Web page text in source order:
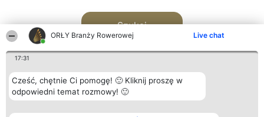
ORŁY Branży Rowerowej Live chat
17:31
Cześć, chętnie Ci pomogę! 🙂 Kliknij proszę w
odpowiedni temat rozmowy! 🙂
Szukaj
Organizator plebiscytu Plebiscyt Kontakt